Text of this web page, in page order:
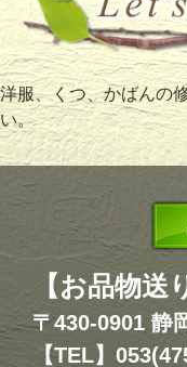
洋服、くつ、かばんの
い。
【お品物送
〒430-0901 静
【TEL】